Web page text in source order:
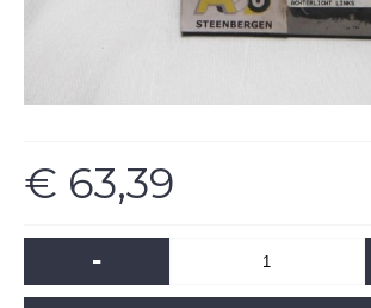
€ 63,39
-